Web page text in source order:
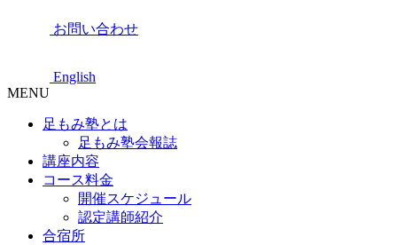
お問い合わせ
English
MENU
足もみ塾とは
足もみ塾会報誌
講座内容
コース料金
開催スケジュール
認定講師紹介
合宿所